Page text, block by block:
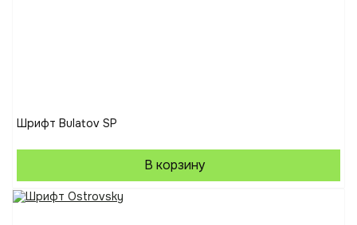
Шрифт Bulatov SP
В корзину